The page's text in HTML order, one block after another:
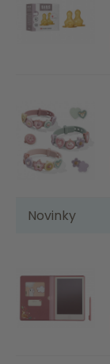
Novinky